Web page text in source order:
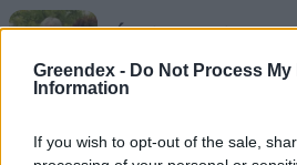
Greendex - Do Not Process My
Information
If you wish to opt-out of the sale,
Ízek, imák,
Lonkay Márta